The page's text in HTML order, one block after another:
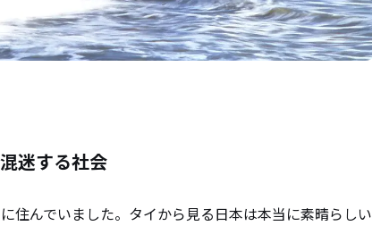
迷する社会
住んでいました。タイから見る日本は本当に素晴らしい